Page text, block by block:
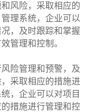
风险，采取相应的
理系统，企业可以
，及时跟踪和掌握
管理和控制。
险管理和预警，及
采取相应的措施进
，企业可以对项目
措施进行管理和控